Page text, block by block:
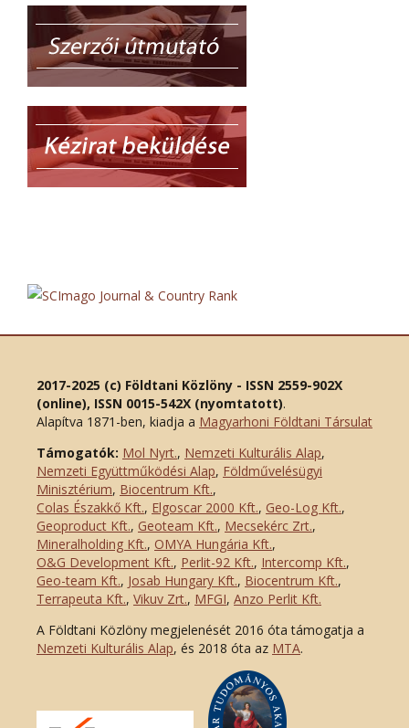
2017-2025 (c) Földtani Közlöny - ISSN 2559-902X
(online), ISSN 0015-542X (nyomtatott).
Alapítva 1871-ben, kiadja a Magyarhoni Földtani Társulat
Támogatók: Mol Nyrt., Nemzeti Kulturális Alap,
Nemzeti Együttműködési Alap, Földművelésügyi
Minisztérium, Biocentrum Kft.,
Colas Északkő Kft., Elgoscar 2000 Kft., Geo-Log Kft.,
Geoproduct Kft., Geoteam Kft., Mecsekérc Zrt.,
Mineralholding Kft., OMYA Hungária Kft.,
O&G Development Kft., Perlit-92 Kft., Intercomp Kft.,
Geo-team Kft., Josab Hungary Kft., Biocentrum Kft.,
Terrapeuta Kft., Vikuv Zrt., MFGI, Anzo Perlit Kft.
A Földtani Közlöny megjelenését 2016 óta támogatja a
Nemzeti Kulturális Alap, és 2018 óta az MTA.